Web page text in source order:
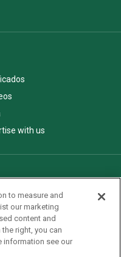
with us
to measure and
our marketing
content and
right, you can
information see our